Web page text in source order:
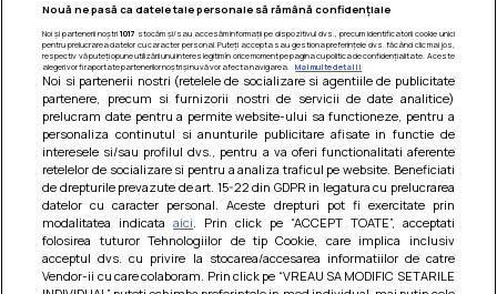
Barcute din vinete cu arpagic rosu
Un deliciu usor de preparat!
Nouă ne pasă ca datele tale personale să rămână confidențiale
Noi și partenerii noștri 1017 stocăm și/sau accesăm informații pe dispozitivul dvs., precum identificatorii cookie unici
pentru prelucrarea datelor cu caracter personal. Puteți accepta sau gestiona preferințele dvs. făcând clic mai jos,
respectiv vă puteți opune utilizării unui interes legitim în orice moment pe pagina cu politica de confidențialitate. Aceste
alegeri vor fi raportate partenerilor noștri și nu vă vor afecta navigarea.
Mai multe detalii
Noi si partenerii nostri (retelele de socializare si agentiile de publicitate
partenere, precum si furnizorii nostri de servicii de date analitice)
prelucram date pentru a permite website-ului sa functioneze, pentru a
personaliza continutul si anunturile publicitare afisate in functie de
interesele si/sau profilul dvs., pentru a va oferi functionalitati aferente
retelelor de socializare si pentru a analiza traficul pe website. Beneficiati
de drepturile prevazute de art. 15-22 din GDPR in legatura cu prelucrarea
datelor cu caracter personal. Aceste drepturi pot fi exercitate prin
modalitatea indicataaici . Prin click pe “ACCEPT TOATE”, acceptati
folosirea tuturor Tehnologiilor de tip Cookie, care implica inclusiv
acceptul dvs. cu privire la stocarea/accesarea informatiilor de catre
Vendor-ii cu care colaboram. Prin click pe “VREAU SA MODIFIC SETARILE